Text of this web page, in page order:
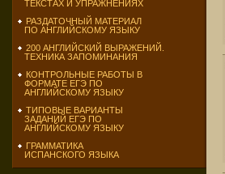
ТЕКСТАХ И УПРАЖНЕНИЯХ
РАЗДАТОЧНЫЙ МАТЕРИАЛ
ПО АНГЛИЙСКОМУ ЯЗЫКУ
200 АНГЛИЙСКИЙ ВЫРАЖЕНИЙ.
ТЕХНИКА ЗАПОМИНАНИЯ
КОНТРОЛЬНЫЕ РАБОТЫ В
ФОРМАТЕ ЕГЭ ПО
АНГЛИЙСКОМУ ЯЗЫКУ
ТИПОВЫЕ ВАРИАНТЫ
ЗАДАНИЙ ЕГЭ ПО
АНГЛИЙСКОМУ ЯЗЫКУ
ГРАММАТИКА
ИСПАНСКОГО ЯЗЫКА